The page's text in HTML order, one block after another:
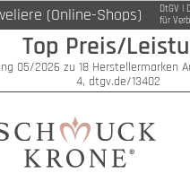
(Online-Shops)
DtGV |
für
Top Preis/
05/2026 zu 18 Herstellermarken
4, dtgv.de/13402